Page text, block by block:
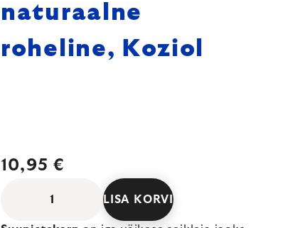
naturaalne
roheline, Koziol
10,95 €
LISA KORVI